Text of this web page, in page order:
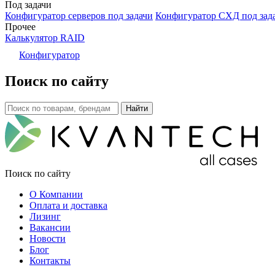
Под задачи
Конфигуратор серверов под задачи Конфигуратор СХД под
Прочее
Калькулятор RAID
Конфигуратор
Поиск по сайту
Поиск по сайту
О Компании
Оплата и доставка
Лизинг
Вакансии
Новости
Блог
Контакты